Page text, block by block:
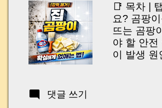
📑 목차 |
요? 곰팡
뜨는 곰팡
야 할 안전
이 발생
Applying
댓글 쓰기